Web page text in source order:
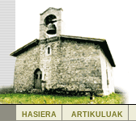
hasiera artikuluak